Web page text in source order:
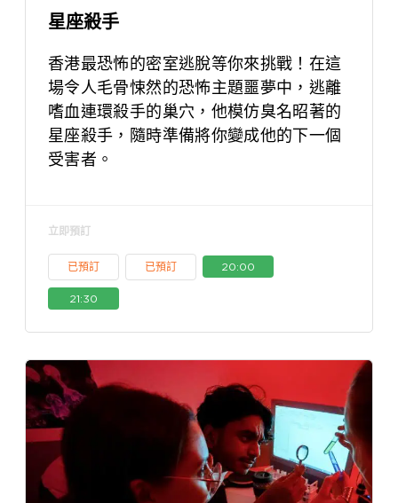
星座殺手
香港最恐怖的密室逃脫等你來挑戰！在這
場令人毛骨悚然的恐怖主題噩夢中，逃離
嗜血連環殺手的巢穴，他模仿臭名昭著的
星座殺手，隨時準備將你變成他的下一個
受害者。
立即預訂
已預訂 已預訂 20:00
21:30